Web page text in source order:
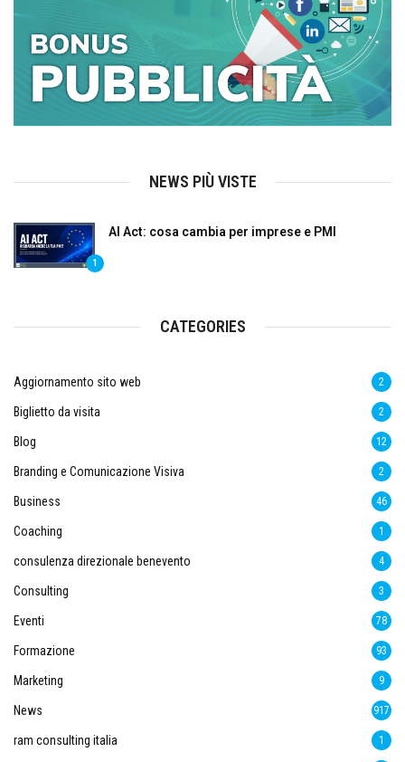
NEWS PIÙ VISTE
1
AI Act: cosa cambia per imprese e PMI
CATEGORIES
Aggiornamento sito web 2
Biglietto da visita 2
Blog 12
Branding e Comunicazione Visiva 2
Business 46
Coaching 1
consulenza direzionale benevento 4
Consulting 3
Eventi 78
Formazione 93
Marketing 9
News 917
ram consulting italia 1